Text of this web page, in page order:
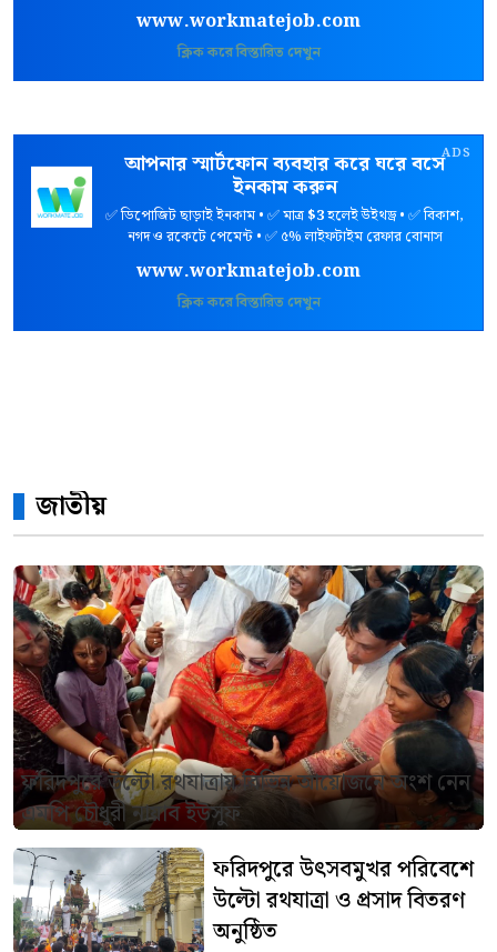
www.workmatejob.com
ক্লিক করে বিস্তারিত দেখুন
ADS
আপনার স্মার্টফোন ব্যবহার করে ঘরে বসে
ইনকাম করুন
✅ ডিপোজিট ছাড়াই ইনকাম • ✅ মাত্র$3হলেই উইথড্র • ✅ বিকাশ,
নগদ ও রকেটে পেমেন্ট • ✅ ৫% লাইফটাইম রেফার বোনাস
www.workmatejob.com
ক্লিক করে বিস্তারিত দেখুন
জাতীয়
ফরিদপুরে উল্টো রথযাত্রায় বিভিন্ন আয়োজনে অংশ নেন
এমপি চৌধুরী নায়াব ইউসুফ
ফরিদপুরে উৎসবমুখর পরিবেশে
উল্টো রথযাত্রা ও প্রসাদ বিতরণ
অনুষ্ঠিত